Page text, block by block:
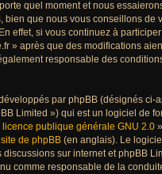
quel moment et nous
bien que nous vous conseillons de
effet, si vous continuez à
» après que des modifications
responsable des
par phpBB (désignés ci-
Limited ») qui est un logiciel de
licence publique générale GNU 2.0
site de phpBB (en anglais). Le
discussions sur internet et phpBB
comme responsable de la